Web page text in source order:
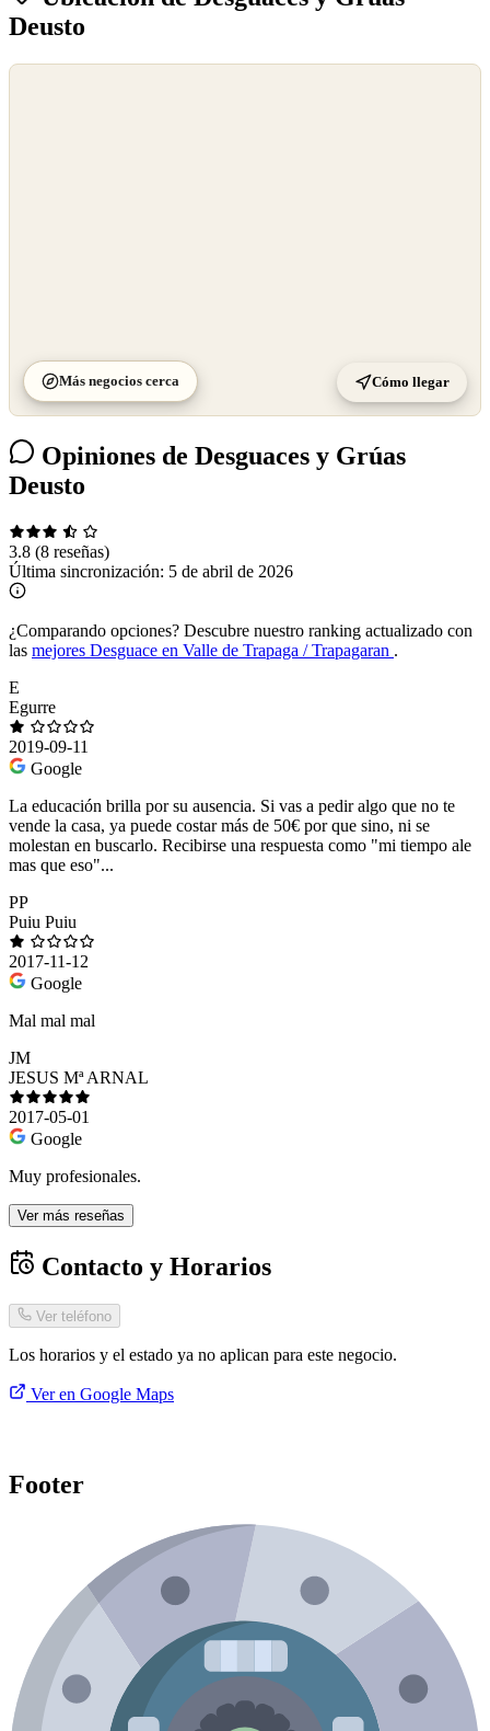
Deusto
Más negocios cerca Cómo llegar
Opiniones de Desguaces y Grúas
Deusto
3.8 (8 reseñas)
Última sincronización: 5 de abril de 2026
¿Comparando opciones? Descubre nuestro ranking actualizado con
las mejores Desguace en Valle de Trapaga / Trapagaran .
E
Egurre
2019-09-11
Google
La educación brilla por su ausencia. Si vas a pedir algo que no te
vende la casa, ya puede costar más de 50€ por que sino, ni se
molestan en buscarlo. Recibirse una respuesta como "mi tiempo ale
mas que eso"...
PP
Puiu Puiu
2017-11-12
Google
Mal mal mal
JM
JESUS Mª ARNAL
2017-05-01
Google
Muy profesionales.
Ver más reseñas
Contacto y Horarios
Ver teléfono
Los horarios y el estado ya no aplican para este negocio.
Ver en Google Maps
Footer